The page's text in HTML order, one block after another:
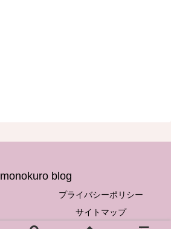
monokuro blog
プライバシーポリシー
サイトマップ